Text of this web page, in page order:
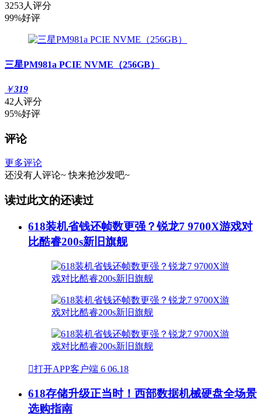
3253人评分
99%好评
三星PM981a PCIE NVME（256GB）
￥319
42人评分
95%好评
评论
更多评论
还没有人评论~ 快来抢沙发吧~
读过此文的还读过
618装机省钱还帧数更强？锐龙7 9700X游戏对
比酷睿200s新旧旗舰
打开APP客户端 6 06.18
618存储升级正当时！西部数据机械硬盘全场景
选购指南